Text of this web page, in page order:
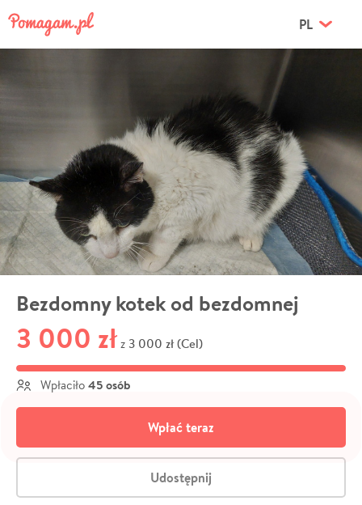
PL
Bezdomny kotek od bezdomnej
3 000 zł z 3 000 zł (Cel)
Wpłaciło 45 osób
Wpłać teraz
Udostępnij